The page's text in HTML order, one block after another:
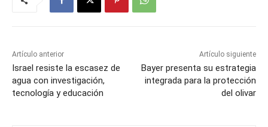
Artículo anterior
Israel resiste la escasez de
agua con investigación,
tecnología y educación
Artículo siguiente
Bayer presenta su estrategia
integrada para la protección
del olivar